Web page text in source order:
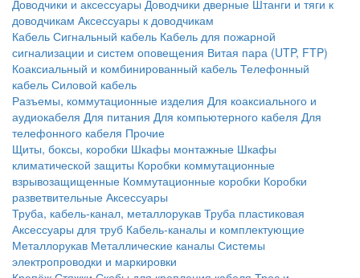
Доводчики и аксессуары Доводчики дверные Штанги и тяги к
доводчикам Аксессуары к доводчикам
Кабель Сигнальный кабель Кабель для пожарной
сигнализации и систем оповещения Витая пара (UTP, FTP)
Коаксиальный и комбинированный кабель Телефонный
кабель Силовой кабель
Разъемы, коммутационные изделия Для коаксиального и
аудиокабеля Для питания Для компьютерного кабеля Для
телефонного кабеля Прочие
Щиты, боксы, коробки Шкафы монтажные Шкафы
климатической защиты Коробки коммутационные
взрывозащищенные Коммутационные коробки Коробки
разветвительные Аксессуары
Труба, кабель-канал, металлорукав Труба пластиковая
Аксессуары для труб Кабель-каналы и комплектующие
Металлорукав Металлические каналы Системы
электропроводки и маркировки